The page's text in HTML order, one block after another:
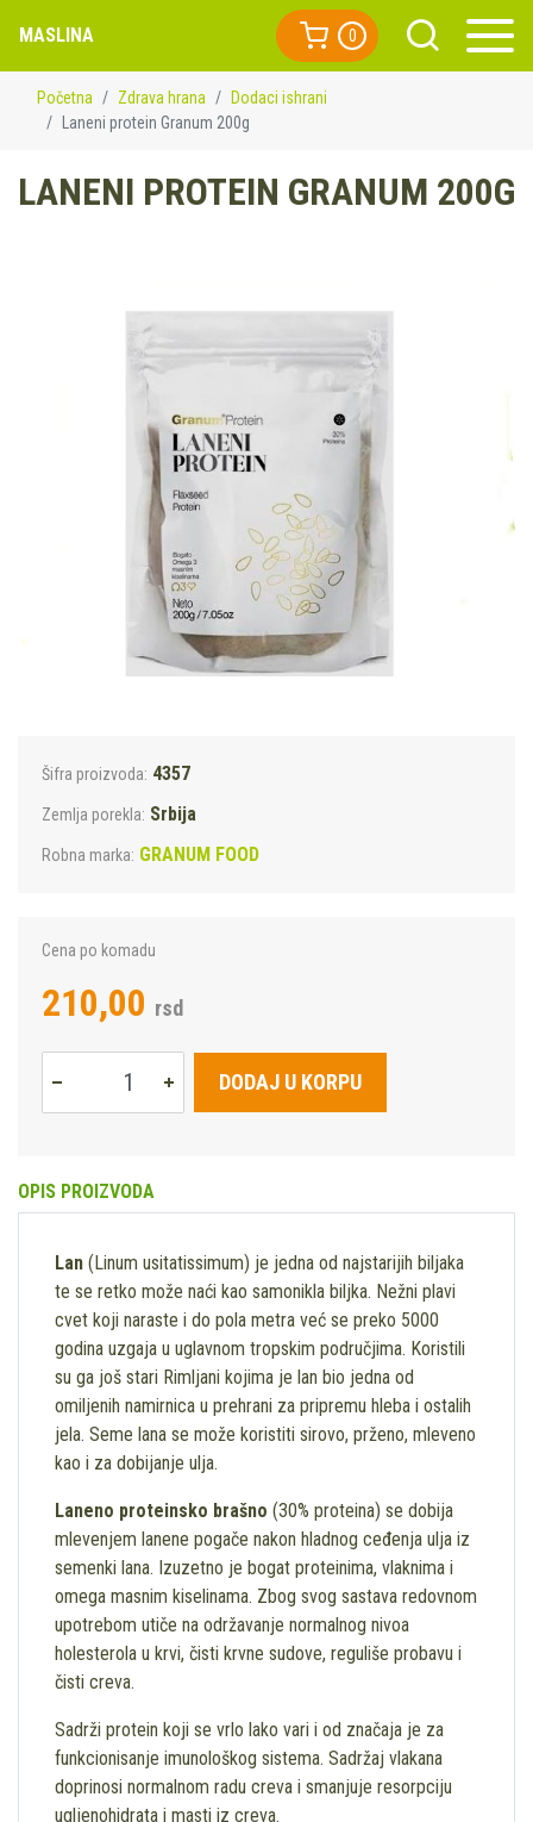
MASLINA 0
Početna Zdrava hrana
Dodaci ishrani
Laneni protein Granum 200g
LANENI PROTEIN GRANUM 200G
Šifra proizvoda: 4357
Zemlja porekla: Srbija
Robna marka: GRANUM FOOD
Cena po komadu
210,00 rsd
DODAJ U KORPU
OPIS PROIZVODA
Lan (Linum usitatissimum) je jedna od najstarijih biljaka
te se retko može naći kao samonikla biljka. Nežni plavi
cvet koji naraste i do pola metra već se preko 5000
godina uzgaja u uglavnom tropskim područjima. Koristili
su ga još stari Rimljani kojima je lan bio jedna od
omiljenih namirnica u prehrani za pripremu hleba i ostalih
jela. Seme lana se može koristiti sirovo, prženo, mleveno
kao i za dobijanje ulja.
Laneno proteinsko brašno (30% proteina) se dobija
mlevenjem lanene pogače nakon hladnog ceđenja ulja iz
semenki lana. Izuzetno je bogat proteinima, vlaknima i
omega masnim kiselinama. Zbog svog sastava redovnom
upotrebom utiče na održavanje normalnog nivoa
holesterola u krvi, čisti krvne sudove, reguliše probavu i
čisti creva.
Sadrži protein koji se vrlo lako vari i od značaja je za
funkcionisanje imunološkog sistema. Sadržaj vlakana
doprinosi normalnom radu creva i smanjuje resorpciju
ugljenohidrata i masti iz creva.